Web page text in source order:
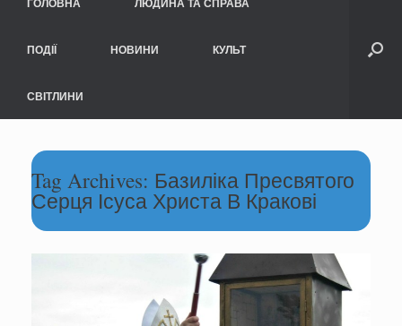
ПОДІЇ НОВИНИ КУЛЬТ
СВІТЛИНИ
Tag Archives: Базиліка Пресвятого
Серця Ісуса Христа В Кракові